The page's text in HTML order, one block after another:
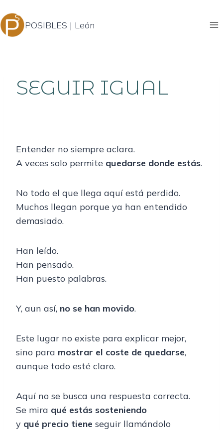
al
contenido
POSIBLES | León
SEGUIR IGUAL
Entender no siempre aclara.
A veces solo permite quedarse donde estás.
No todo el que llega aquí está perdido.
Muchos llegan porque ya han entendido
demasiado.
Han leído.
Han pensado.
Han puesto palabras.
Y, aun así, no se han movido.
Este lugar no existe para explicar mejor,
sino para mostrar el coste de quedarse,
aunque todo esté claro.
Aquí no se busca una respuesta correcta.
Se mira qué estás sosteniendo
y qué precio tiene seguir llamándolo